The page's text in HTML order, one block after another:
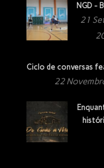
NGD -
21
Ciclo de conversas
22